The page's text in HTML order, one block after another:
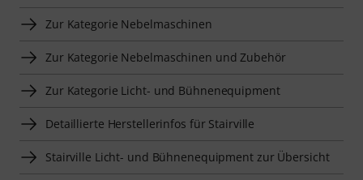
Zur Kategorie Nebelmaschinen
Zur Kategorie Nebelmaschinen und Zubehör
Zur Kategorie Licht- und Bühnenequipment
Detaillierte Herstellerinfos für Stairville
Stairville Licht- und Bühnenequipment zur Übersicht